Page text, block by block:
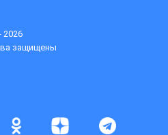
2026
защищены